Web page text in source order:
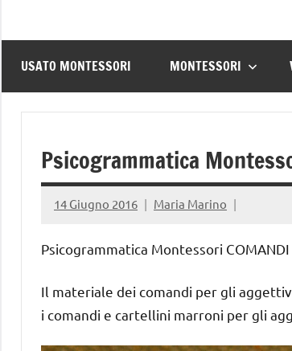
USATO MONTESSORI MONTESSORI
Psicogrammatica
14 Giugno 2016 Maria Marino
Psicogrammatica Montessori COMANDI
Il materiale dei comandi per gli
i comandi e cartellini marroni per gli